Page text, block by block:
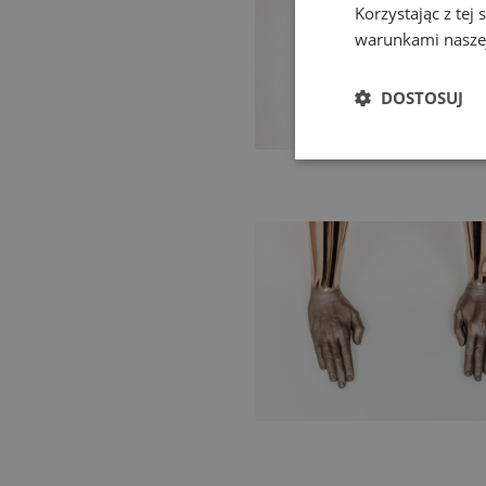
Korzystając z tej
warunkami
DOSTOSUJ